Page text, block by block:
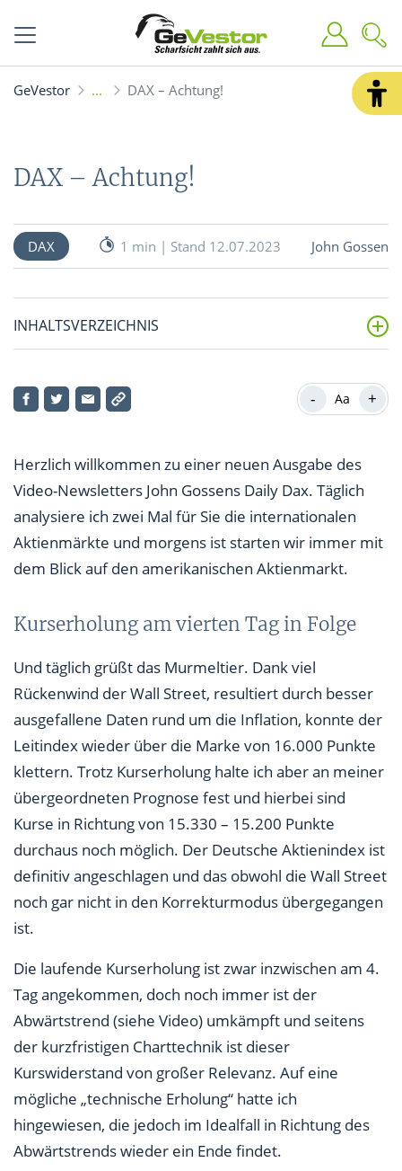
GeVestor DAX – Achtung!
DAX – Achtung!
DAX 1 min | Stand 12.07.2023 John Gossen
INHALTSVERZEICHNIS
Aktie des Tages - Aa +
Herzlich willkommen zu einer neuen Ausgabe des
Video-Newsletters John Gossens Daily Dax. Täglich
analysiere ich zwei Mal für Sie die internationalen
Aktienmärkte und morgens ist starten wir immer mit
dem Blick auf den amerikanischen Aktienmarkt.
Kurserholung am vierten Tag in Folge
Und täglich grüßt das Murmeltier. Dank viel
Rückenwind der Wall Street, resultiert durch besser
ausgefallene Daten rund um die Inflation, konnte der
Leitindex wieder über die Marke von 16.000 Punkte
klettern. Trotz Kurserholung halte ich aber an meiner
übergeordneten Prognose fest und hierbei sind
Kurse in Richtung von 15.330 – 15.200 Punkte
durchaus noch möglich. Der Deutsche Aktienindex ist
definitiv angeschlagen und das obwohl die Wall Street
noch gar nicht in den Korrekturmodus übergegangen
ist.
Die laufende Kurserholung ist zwar inzwischen am 4.
Tag angekommen, doch noch immer ist der
Abwärtstrend (siehe Video) umkämpft und seitens
der kurzfristigen Charttechnik ist dieser
Kurswiderstand von großer Relevanz. Auf eine
mögliche „technische Erholung“ hatte ich
hingewiesen, die jedoch im Idealfall in Richtung des
Abwärtstrends wieder ein Ende findet.